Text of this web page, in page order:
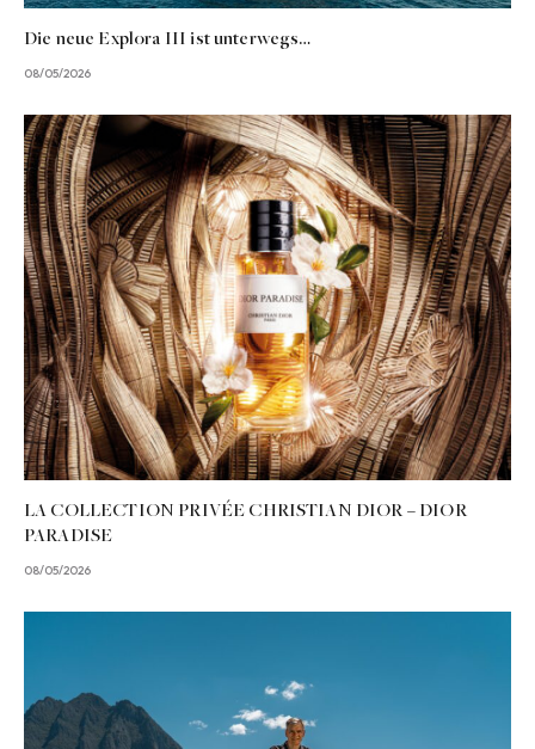
Die neue Explora III ist unterwegs…
08/05/2026
LA COLLECTION PRIVÉE CHRISTIAN DIOR – DIOR
PARADISE
08/05/2026